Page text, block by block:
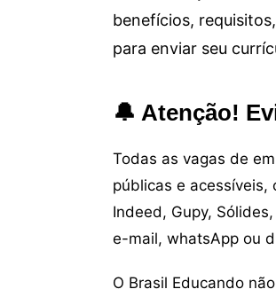
benefícios,
para enviar seu
🔔 Atenção!
Todas as vagas de
públicas e acessíveis,
Indeed, Gupy,
e-mail, whatsApp ou
O Brasil Educando